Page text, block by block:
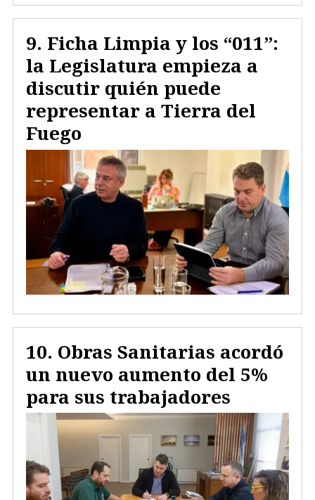
Ficha Limpia y los “011”:
la Legislatura empieza a
discutir quién puede
representar a Tierra del
Fuego
Obras Sanitarias acordó
un nuevo aumento del 5%
para sus trabajadores